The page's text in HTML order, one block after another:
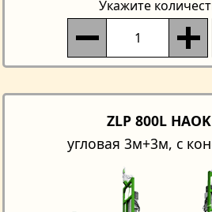
Укажите
ZLP 800L
угловая 3м+3м, с